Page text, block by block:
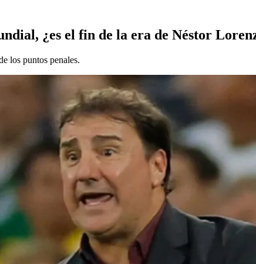
¿es el fin de la era de Néstor
los puntos penales.